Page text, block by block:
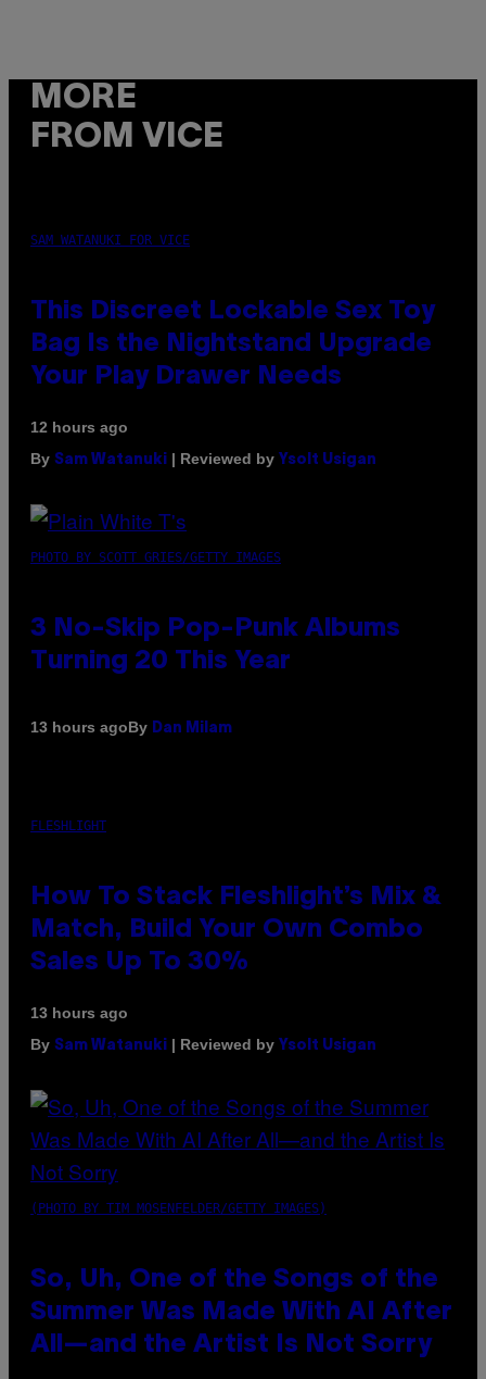
MORE
FROM VICE
SAM WATANUKI FOR VICE
This Discreet Lockable Sex Toy
Bag Is the Nightstand Upgrade
Your Play Drawer Needs
12 hours ago
By Sam Watanuki | Reviewed by Ysolt Usigan
PHOTO BY SCOTT GRIES/GETTY IMAGES
3 No-Skip Pop-Punk Albums
Turning 20 This Year
13 hours agoBy Dan Milam
FLESHLIGHT
How To Stack Fleshlight’s Mix &
Match, Build Your Own Combo
Sales Up To 30%
13 hours ago
By Sam Watanuki | Reviewed by Ysolt Usigan
(PHOTO BY TIM MOSENFELDER/GETTY IMAGES)
So, Uh, One of the Songs of the
Summer Was Made With AI After
All—and the Artist Is Not Sorry